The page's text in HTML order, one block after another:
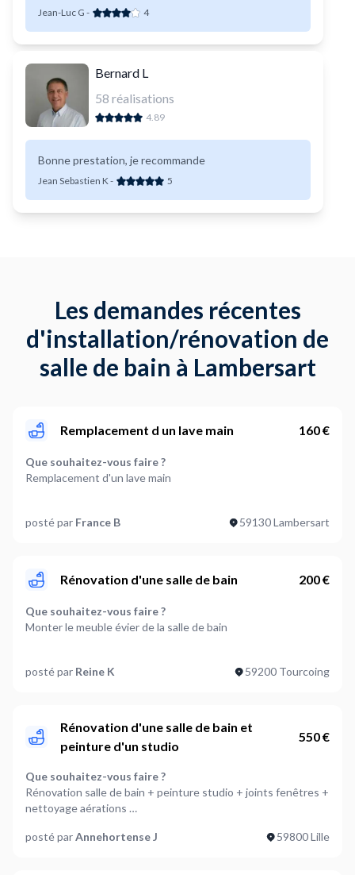
Jean-Luc G - 4
Bernard L
58 réalisations
4.89
Bonne prestation, je recommande
Jean Sebastien K- 5
Les demandes récentes
d'installation/rénovation de
salle de bain à Lambersart
Remplacement d un lave main 160 €
Que souhaitez-vous faire ?
Remplacement d'un lave main
Lavabo
Lavabo
Faut-il installer des éléments accessoires ?
Autre
Non
Souhaitez-vous installer un appareil électroménager ?
Où en êtes-vous dans votre projet ?
Je suis prêt à démarrer
Plus d’infos...
posté par France B 59130 Lambersart
Rénovation d'une salle de bain 200 €
Que souhaitez-vous faire ?
Monter le meuble évier de la salle de bain
Meuble
Meuble de salle de bain
Faut-il installer des éléments accessoires ?
Autre
Est-ce que vous avez des tâches électriques à réaliser ?
posté par Reine K 59200 Tourcoing
Rénovation d'une salle de bain et
peinture d'un studio
550 €
Que souhaitez-vous faire ?
Rénovation salle de bain + peinture studio + joints fenêtres +
nettoyage aérations
Faut-il retirer certains éléments ?
posté parAnnehortense J 59800 Lille